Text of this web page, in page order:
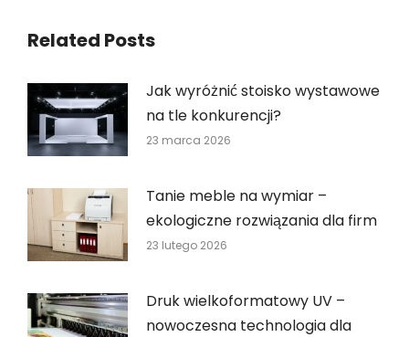
Related Posts
Jak wyróżnić stoisko wystawowe
na tle konkurencji?
23 marca 2026
Tanie meble na wymiar –
ekologiczne rozwiązania dla firm
23 lutego 2026
Druk wielkoformatowy UV –
nowoczesna technologia dla